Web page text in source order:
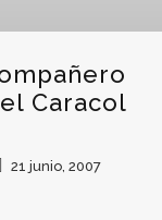
Caracol
21 junio, 2007